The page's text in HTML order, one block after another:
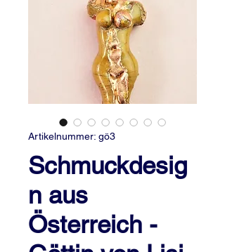
Artikelnummer: gö3
Schmuckdesig
n aus
Österreich -